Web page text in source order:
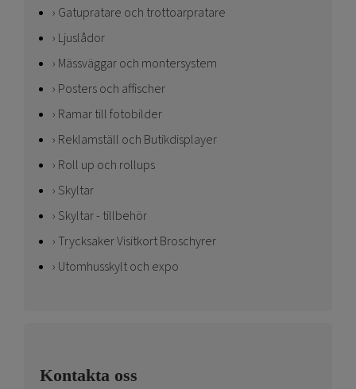
Gatupratare och trottoarpratare
Ljuslådor
Mässväggar och montersystem
Posters och affischer
Ramar till fotobilder
Reklamställ och Butikdisplayer
Roll up och rollups
Skyltar
Skyltar - tillbehör
Trycksaker Visitkort Broschyrer
Utomhusskylt och expo
Kontakta oss